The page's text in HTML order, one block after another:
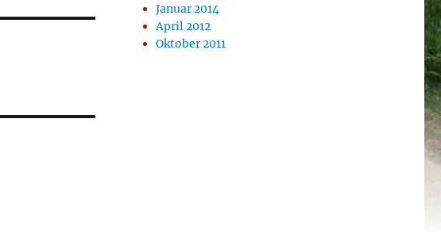
Januar 2014
April 2012
Oktober 2011